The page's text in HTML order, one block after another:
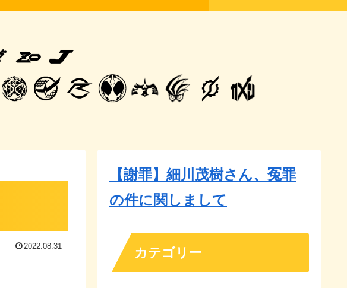
2022.08.31
【謝罪】細川茂樹さん、冤罪
の件に関しまして
カテゴリー